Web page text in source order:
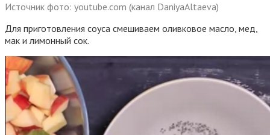
Источник фото: youtube.com (канал DaniyaAltaeva)
Для приготовления соуса смешиваем оливковое масло, мед,
мак и лимонный сок.